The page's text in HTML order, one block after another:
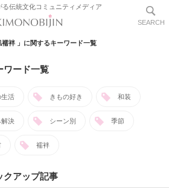
襦袢 」に関するキーワード一覧
ワード一覧
生活 きもの好き 和装
解決 シーン別 季節
襦袢
クアップ記事
る伝統文化コミュニティメディア
SEARCH